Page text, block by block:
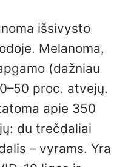
išsivysto
Melanoma,
(dažniau
proc. atvejų.
apie 350
du trečdaliai
– vyrams. Yra